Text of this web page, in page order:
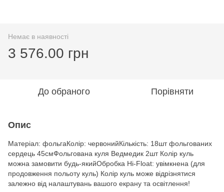
Немає в наявності
3 576.00 грн
До обраного Порівняти
Опис
Матеріал: фольгаКолір: червонийКількість: 18шт фольгованих
сердець 45смФольгована куля Ведмедик 2шт Колір куль
можна замовити будь-якийОбробка Hi-Float: увімкнена (для
продовження польоту куль) Колір куль може відрізнятися
залежно від налаштувань вашого екрану та освітлення!